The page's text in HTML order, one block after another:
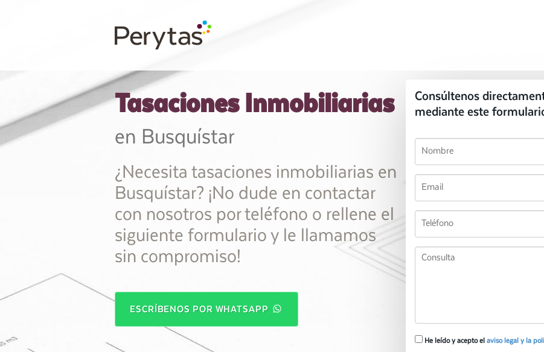
Tasaciones Inmobiliarias
en Busquístar
¿Necesita tasaciones inmobiliarias en
Busquístar? ¡No dude en contactar
con nosotros por teléfono o rellene el
siguiente formulario y le llamamos
sin compromiso!
ESCRÍBENOS POR WHATSAPP
Consúltenos
mediante este
He leído y acepto el aviso legal y la